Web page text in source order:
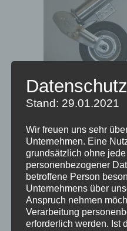
Stand: 29.01.2021
Wir freuen uns sehr
Unternehmen. Eine
grundsätzlich ohne
personenbezogener
betroffene Person
Unternehmens über
Anspruch nehmen
Verarbeitung
erforderlich werden. Ist